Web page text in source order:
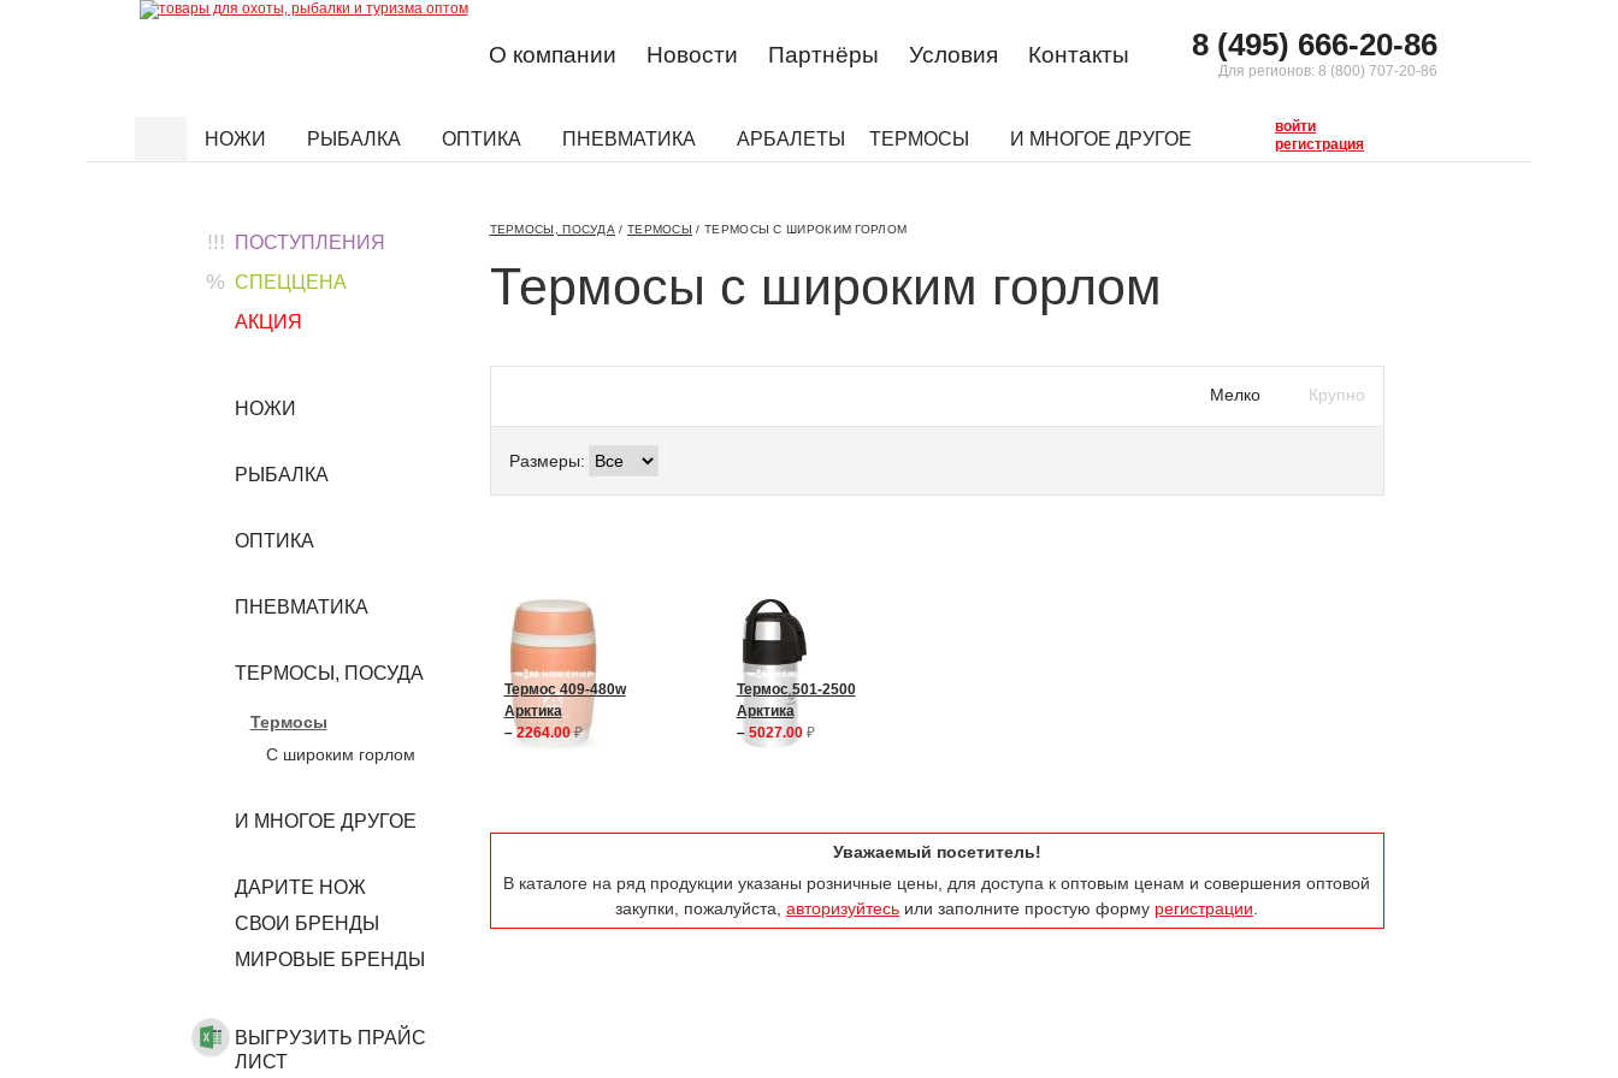
8 (495) 666-20-86
Для регионов: 8 (800) 707-20-86
О компании Новости Партнёры Условия Контакты
НОЖИ РЫБАЛКА ОПТИКА ПНЕВМАТИКА АРБАЛЕТЫ ТЕРМОСЫ И МНОГОЕ ДРУГОЕ
войти
регистрация
!!! ПОСТУПЛЕНИЯ
% СПЕЦЦЕНА
АКЦИЯ
НОЖИ
РЫБАЛКА
ОПТИКА
ПНЕВМАТИКА
ТЕРМОСЫ, ПОСУДА
Термосы
С широким горлом
И МНОГОЕ ДРУГОЕ
ДАРИТЕ НОЖ
CВОИ БРЕНДЫ
МИРОВЫЕ БРЕНДЫ
ВЫГРУЗИТЬ ПРАЙС
ЛИСТ
ТЕРМОСЫ, ПОСУДА / ТЕРМОСЫ / ТЕРМОСЫ С ШИРОКИМ ГОРЛОМ
Термосы с широким горлом
Мелко Крупно
Размеры:
Термос 409-480w
Арктика
–2264.00₽
Термос 501-2500
Арктика
–5027.00₽
Уважаемый посетитель!
В каталоге на ряд продукции указаны розничные цены, для доступа к оптовым ценам и совершения оптовой
закупки, пожалуйста, авторизуйтесь или заполните простую форму регистрации